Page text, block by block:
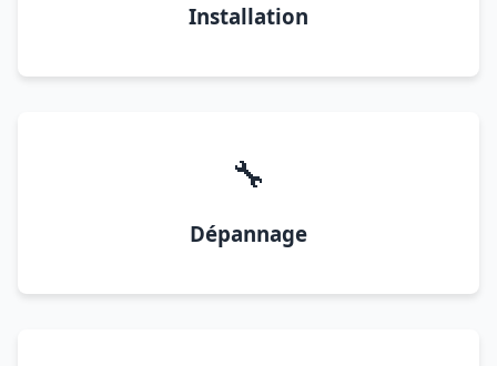
Installation
🔧
Dépannage